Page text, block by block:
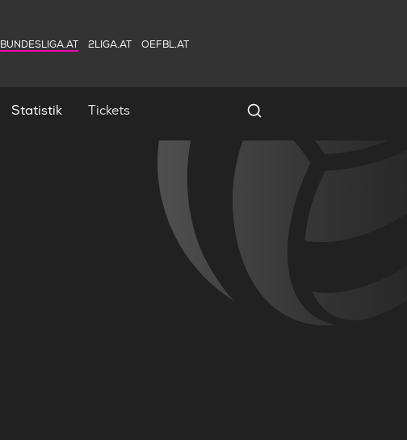
BUNDESLIGA.AT 2LIGA.AT OEFBL.AT
Statistik Tickets Spielersuche